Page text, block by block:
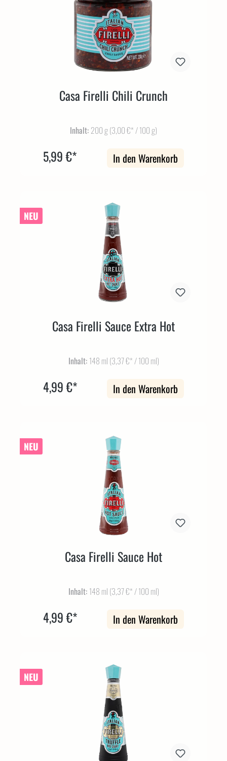
Casa Firelli Chili Crunch
Inhalt: 200 g(3,00 €* / 100 g)
5,99 €* In den Warenkorb
NEU
Casa Firelli Sauce Extra Hot
Inhalt: 148 ml (3,37 €* / 100 ml)
4,99 €* In den Warenkorb
NEU
Casa Firelli Sauce Hot
Inhalt: 148 ml (3,37 €* / 100 ml)
4,99 €* In den Warenkorb
NEU